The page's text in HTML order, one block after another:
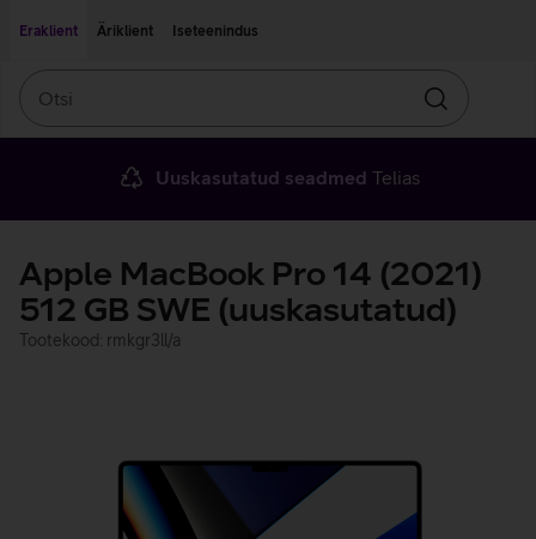
Eraklient
Äriklient Iseteenindus
Otsin
Uuskasutatud seadmed Telias
Apple MacBook Pro 14 (2021)
512 GB SWE (uuskasutatud)
Tootekood: rmkgr3ll/a